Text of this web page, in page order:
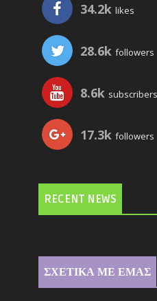
34.2k likes
28.6k followers
8.6k subscribers
17.3k followers
RECENT NEWS
ΣΧΕΤΙΚΑ ΜΕ ΕΜΑΣ